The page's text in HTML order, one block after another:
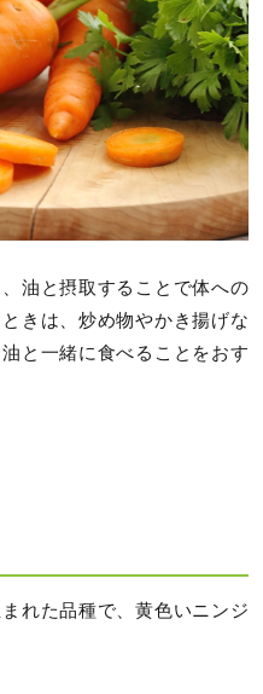
油と摂取することで体への
きは、炒め物やかき揚げな
と一緒に食べることをおす
れた品種で、黄色いニンジ